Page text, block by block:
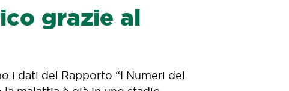
grazie al
i dati del Rapporto “I Numeri del